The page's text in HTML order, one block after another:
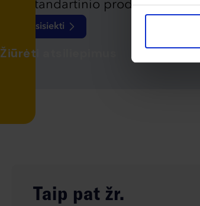
Žiūrėti atsiliepimus
nestandartinio produkto
Susisiekti
Taip pat žr.